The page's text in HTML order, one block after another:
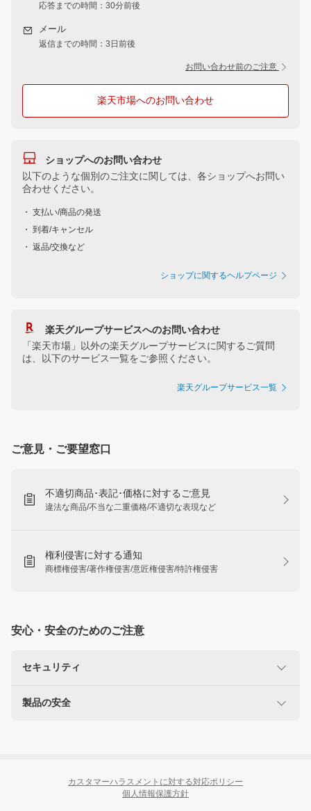
応答までの時間：30分前後
メール
返信までの時間：3日前後
お問い合わせ前のご注意
楽天市場へのお問い合わせ
ショップへのお問い合わせ
以下のような個別のご注文に関しては、各ショップへお問い
合わせください。
・ 支払い/商品の発送
・ 到着/キャンセル
・ 返品/交換など
ショップに関するヘルプページ
楽天グループサービスへのお問い合わせ
「楽天市場」以外の楽天グループサービスに関するご質問
は、以下のサービス一覧をご参照ください。
楽天グループサービス一覧
ご意見・ご要望窓口
不適切商品･表記･価格に対するご意見
違法な商品/不当な二重価格/不適切な表現など
権利侵害に対する通知
商標権侵害/著作権侵害/意匠権侵害/特許権侵害
安心・安全のためのご注意
セキュリティ
楽天を装った不正にご注意ください
製品の安全
カスタマーハラスメントに対する対応ポリシー
個人情報保護方針